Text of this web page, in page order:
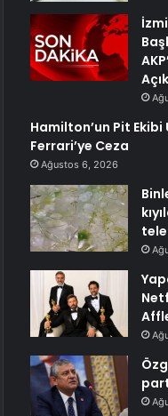
Hamilton’un Pit
Ferrari’ye Ceza
Ağustos 6, 2026